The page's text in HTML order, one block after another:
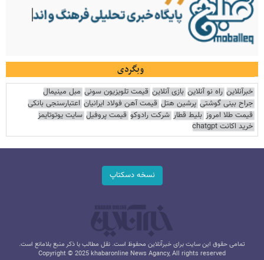
وبگردی
خبرآنلاین راه نو آنلاین بازی آنلاین قیمت تلویزیون سونی مبل مینیمال
جراح بینی گوشتی پرشین هتل قیمت آهن فولاد ایرانیان اعتبارسنجی بانکی
قیمت طلا امروز بلیط قطار شرکت رادوکو قیمت پروفیل سایت یوتوتایمز
خرید اکانت chatgpt
نسخه دسکتاپ
تمامی حقوق این سایت برای خبرآنلاین محفوظ است. نقل مطالب با ذکر منبع بلامانع است.
Copyright © 2025 khabaronline News Agancy, All rights reserved